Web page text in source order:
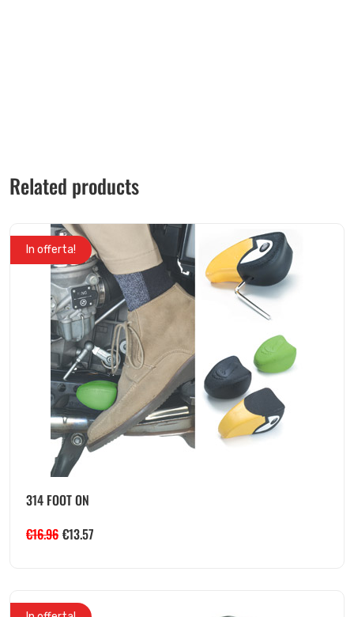
Related products
In offerta!
314 FOOT ON
€16.96 €13.57